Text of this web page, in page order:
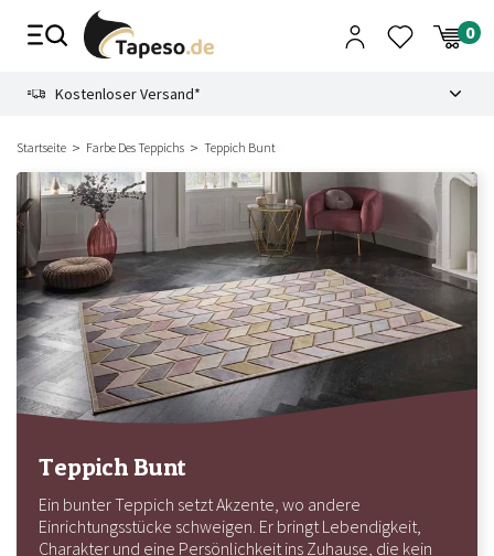
Zusammenbruch
Kostenloser Versand*
Startseite Farbe Des Teppichs Teppich Bunt
Teppich Bunt
Ein bunter Teppich setzt Akzente, wo andere
Einrichtungsstücke schweigen. Er bringt Lebendigkeit,
Charakter und eine Persönlichkeit ins Zuhause, die kein